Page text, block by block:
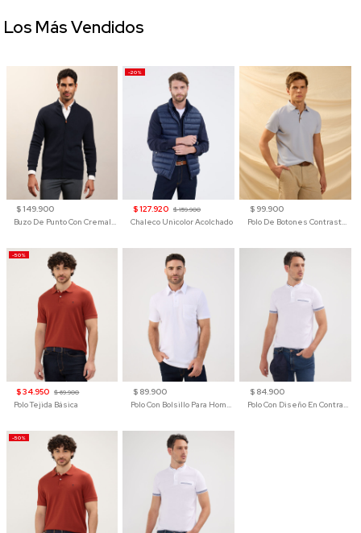
$ 149.900
Buzo De Punto Con Cremallera Para Hombre
-20%
$ 127.920 $ 159.900
Chaleco Unicolor Acolchado
$ 99.900
Polo De Botones Contraste Para Hombre
-50%
$ 34.950 $ 69.900
Polo Tejida Básica
$ 89.900
Polo Con Bolsillo Para Hombre
$ 84.900
Polo Con Diseño En Contraste
-50%
Los Más Vendidos